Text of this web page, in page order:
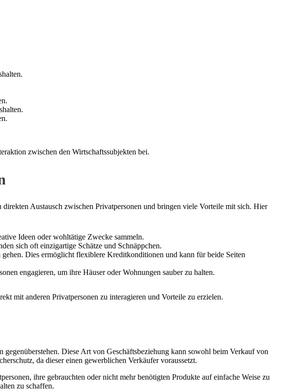
zwischen den Wirtschaftssubjekten bei.
Austausch zwischen Privatpersonen und bringen viele Vorteile mit sich. Hier
Ideen oder wohltätige Zwecke sammeln.
sich oft einzigartige Schätze und Schnäppchen.
Dies ermöglicht flexiblere Kreditkonditionen und kann für beide Seiten
engagieren, um ihre Häuser oder Wohnungen sauber zu halten.
mit anderen Privatpersonen zu interagieren und Vorteile zu erzielen.
Diese Art von Geschäftsbeziehung kann sowohl beim Verkauf von
da dieser einen gewerblichen Verkäufer voraussetzt.
ihre gebrauchten oder nicht mehr benötigten Produkte auf einfache Weise zu
zu schaffen.